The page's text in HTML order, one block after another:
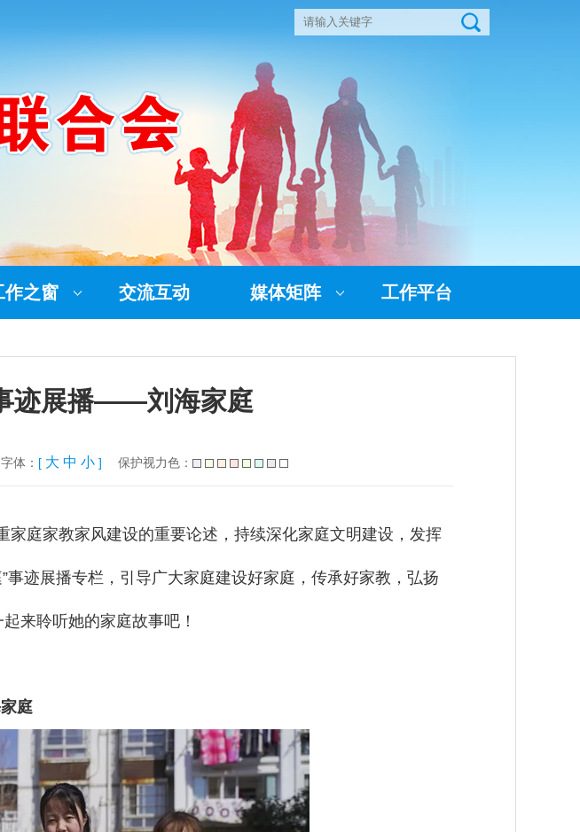
作之窗 交流互动 媒体矩阵 工作平台
迹展播——刘海家庭
字体： [ 大 中 小 ] 保护视力色：
庭家教家风建设的重要论述，持续深化家庭文明建设，发挥
迹展播专栏，引导广大家庭建设好家庭，传承好家教，弘扬
来聆听她的家庭故事吧！
庭